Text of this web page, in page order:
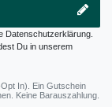
Datenschutzerklärung.
Du in unserem
In). Ein Gutschein
Keine Barauszahlung.